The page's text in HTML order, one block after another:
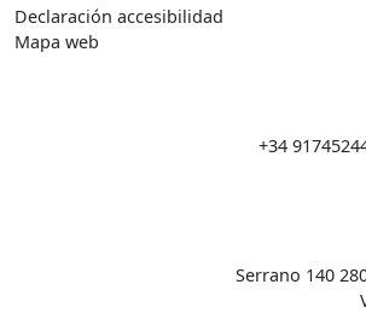
Declaración accesibilidad
Mapa web
+34
Serrano 140